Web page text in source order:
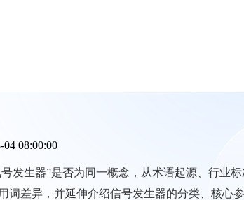
04 08:00:00
发生器”是否为同一概念，从术语起源、行业
词差异，并延伸介绍信号发生器的分类、核心参